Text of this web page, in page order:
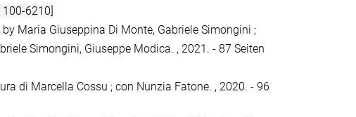
100-6210]
Maria Giuseppina Di Monte, Gabriele Simongini ;
Simongini, Giuseppe Modica. , 2021. - 87 Seiten
di Marcella Cossu ; con Nunzia Fatone. , 2020. - 96